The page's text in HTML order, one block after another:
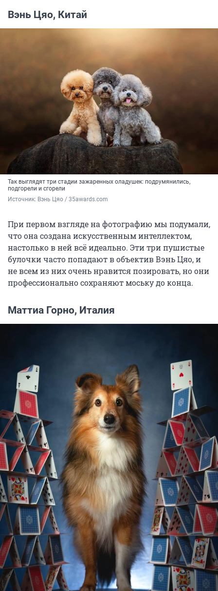
Вэнь Цяо, Китай
Так выглядят три стадии зажаренных оладушек: подрумянились,
подгорели и сгорели
Источник: Вэнь Цяо / 35awards.com
При первом взгляде на фотографию мы подумали,
что она создана искусственным интеллектом,
настолько в ней всё идеально. Эти три пушистые
булочки часто попадают в объектив Вэнь Цяо, и
не всем из них очень нравится позировать, но они
профессионально сохраняют моську до конца.
Маттиа Горно, Италия